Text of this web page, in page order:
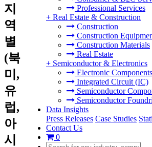
Professional Services
+ Real Estate & Construction
Construction
Construction
Construction Materials
Real Estate
+ Semiconductor & Electronics
Electronic Components
Integrated Circuit (IC)
Semiconductor
Semiconductor
Data Insights
Press Releases Case Studies
Contact Us
0
지
역
별
(북
미,
유
럽,
아
시